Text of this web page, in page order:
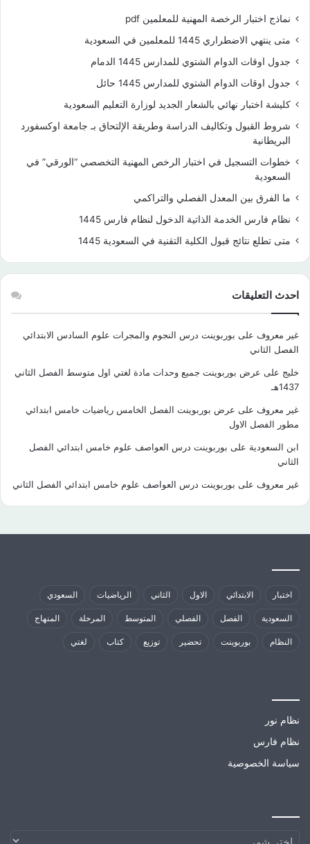
نماذج اختبار الرخصة المهنية للمعلمين pdf
متى ينتهي الاضطراري 1445 للمعلمين في السعودية
جدول اوقات الدوام الشتوي للمدارس 1445 الدمام
جدول اوقات الدوام الشتوي للمدارس 1445 حائل
كليشة اختبار نهائي بالشعار الجديد لوزارة التعليم السعودية
شروط القبول وتكاليف الدراسة وطريقة الإلتحاق بـ جامعة اوكسفورد
البريطانية
خطوات التسجيل في اختبار الرخص المهنية التخصصي “الورقي” في
السعودية
ما الفرق بين المعدل الفصلي والتراكمي
نظام فارس الخدمة الذاتية الدخول لنظام فارس 1445
متى تطلع نتائج قبول الكلية التقنية في السعودية 1445
احدث التعليقات
غير معروف على بوربوينت درس النجوم والمجرات علوم السادس الابتدائي
الفصل الثاني
خليج على عرض بوربوينت جميع وحدات مادة لغتي اول متوسط الفصل الثاني
1437هـ
غير معروف على عرض بوربوينت الفصل الخامس رياضيات خامس ابتدائي
مطور الفصل الاول
ابن السعودية على بوربوينت درس العواصف علوم خامس ابتدائي الفصل
الثاني
غير معروف على بوربوينت درس العواصف علوم خامس ابتدائي الفصل الثاني
اختبار الابتدائي الاول الثاني الرياضيات السعودي
السعودية الفصل الفصلي المتوسط المرحلة المنهاج
النظام بوربوينت تحضير توزيع كتاب لغتي
نظام نور
نظام فارس
سياسة الخصوصية
الارشيف